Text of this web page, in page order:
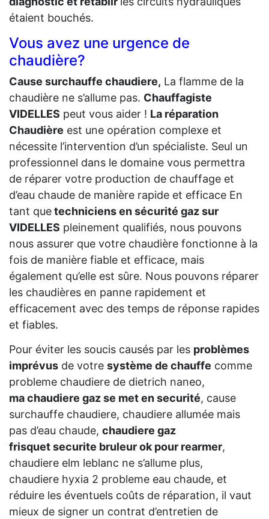
étaient bouchés.
Vous avez une urgence de
chaudière?
Cause surchauffe chaudiere, La flamme de la
chaudière ne s’allume pas. Chauffagiste
VIDELLES peut vous aider ! La réparation
Chaudière est une opération complexe et
nécessite l’intervention d’un spécialiste. Seul un
professionnel dans le domaine vous permettra
de réparer votre production de chauffage et
d’eau chaude de manière rapide et efficace En
tant quetechniciens en sécurité gaz sur
VIDELLES pleinement qualifiés, nous pouvons
nous assurer que votre chaudière fonctionne à la
fois de manière fiable et efficace, mais
également qu’elle est sûre. Nous pouvons réparer
les chaudières en panne rapidement et
efficacement avec des temps de réponse rapides
et fiables.
Pour éviter les soucis causés par les problèmes
imprévus de votre système de chauffe comme
probleme chaudiere de dietrich naneo,
ma chaudiere gaz se met en securité, cause
surchauffe chaudiere, chaudiere allumée mais
pas d’eau chaude, chaudiere gaz
frisquet securite bruleur ok pour rearmer,
chaudiere elm leblanc ne s’allume plus,
chaudiere hyxia 2 probleme eau chaude, et
réduire les éventuels coûts de réparation, il vaut
mieux de signer un contrat d’entretien de